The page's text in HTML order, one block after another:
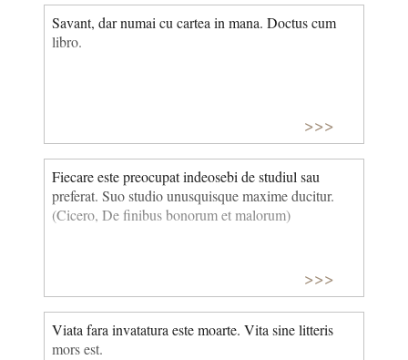
Savant, dar numai cu cartea in mana. Doctus cum
libro.
>>>
Fiecare este preocupat indeosebi de studiul sau
preferat. Suo studio unusquisque maxime ducitur.
(Cicero, De finibus bonorum et malorum)
>>>
Viata fara invatatura este moarte. Vita sine litteris
mors est.